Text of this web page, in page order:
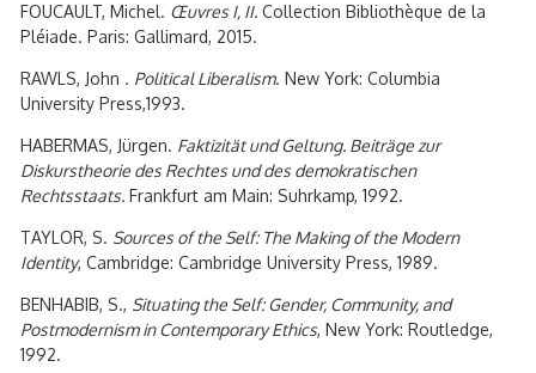
FOUCAULT, Michel. Œuvres I, II. Collection Bibliothèque de la
Pléiade. Paris: Gallimard, 2015.
RAWLS, John . Political Liberalism. New York: Columbia
University Press,1993.
HABERMAS, Jürgen. Faktizität und Geltung. Beiträge zur
Diskurstheorie des Rechtes und des demokratischen
Rechtsstaats. Frankfurt am Main: Suhrkamp, 1992.
TAYLOR, S. Sources of the Self: The Making of the Modern
Identity, Cambridge: Cambridge University Press, 1989.
BENHABIB, S., Situating the Self: Gender, Community, and
Postmodernism in Contemporary Ethics, New York: Routledge,
1992.